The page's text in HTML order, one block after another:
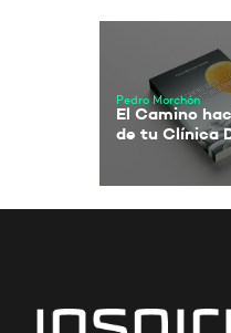
Pedro Morchón
El Camino
de tu Clínica